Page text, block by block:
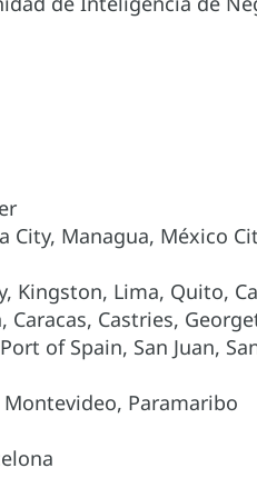
Managua, México
Kingston, Lima, Quito,
Castries,
of Spain, San Juan,
Paramaribo